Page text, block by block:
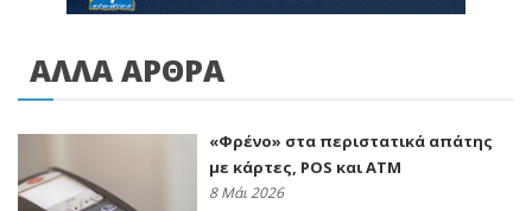
ΑΛΛΑ ΑΡΘΡΑ
«Φρένο» στα περιστατικά απάτης
με κάρτες, POS και ATM
8 Μάι 2026